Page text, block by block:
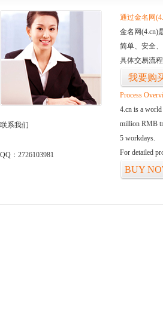
联系我们
QQ：2726103981
通过金名网
金名网(4.cn)
简单、安全
具体交易流
我要购
Process
4.cn is a
million RMB
5 workdays.
For detailed
BUY